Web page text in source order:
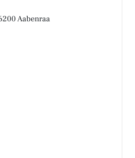
Aabenraa